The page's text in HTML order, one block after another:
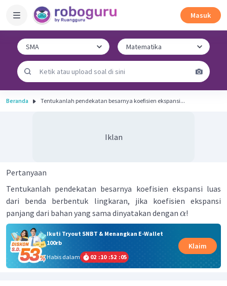
Masuk
Beranda Tentukanlah pendekatan besarnya koefisien ekspansi...
Iklan
Pertanyaan
Tentukanlah pendekatan besarnya koefisien ekspansi luas
dari benda berbentuk lingkaran, jika koefisien ekspansi
panjang dari bahan yang sama dinyatakan dengan α!
Ikuti Tryout SNBT & Menangkan E-Wallet
100rb
Habis dalam
02 :10 :52 :05
Klaim